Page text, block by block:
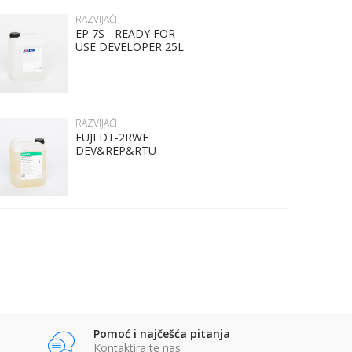
RAZVIJAČI
EP 7S - READY FOR
USE DEVELOPER 25L
RAZVIJAČI
FUJI DT-2RWE
DEV&REP&RTU
Pomoć i najčešća pitanja
Kontaktirajte nas